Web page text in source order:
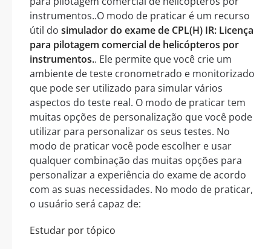
instrumentos..O modo de praticar é um recurso
útil do simulador do exame de CPL(H) IR: Licença
para pilotagem comercial de helicópteros por
instrumentos.. Ele permite que você crie um
ambiente de teste cronometrado e monitorizado
que pode ser utilizado para simular vários
aspectos do teste real. O modo de praticar tem
muitas opções de personalização que você pode
utilizar para personalizar os seus testes. No
modo de praticar você pode escolher e usar
qualquer combinação das muitas opções para
personalizar a experiência do exame de acordo
com as suas necessidades. No modo de praticar,
o usuário será capaz de:
Estudar por tópico